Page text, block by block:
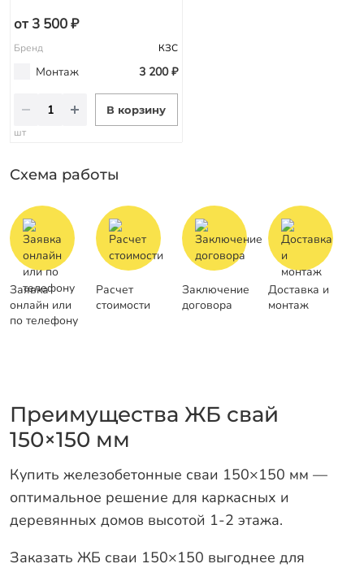
от 3 500 ₽
Бренд КЗС
Монтаж 3 200 ₽
В корзину
шт
Схема работы
Заявка
онлайн или
по телефону
Расчет
стоимости
Заключение
договора
Доставка и
монтаж
Преимущества ЖБ свай
150×150 мм
Купить железобетонные сваи 150×150 мм —
оптимальное решение для каркасных и
деревянных домов высотой 1-2 этажа.
Заказать ЖБ сваи 150×150 выгоднее для